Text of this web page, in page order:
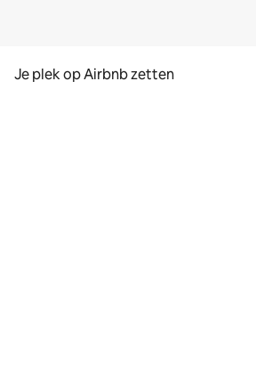
Je plek op Airbnb zetten